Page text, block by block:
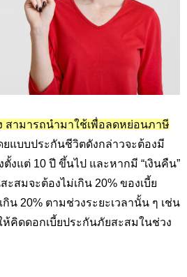
สามารถนำมาใช้เพื่อลดหย่อนภาษี
ยแบบประกันชีวิตดังกล่าวจะต้องมี
งแต่ 10 ปี ขึ้นไป และหากมี “เงินคืน”
ะสมจะต้องไม่เกิน 20% ของเบี้ย
กิน 20% ตามช่วงระยะเวลานั้น ๆ เช่น
ห้คิดดอกเบี้ยประกันภัยสะสมในช่วง